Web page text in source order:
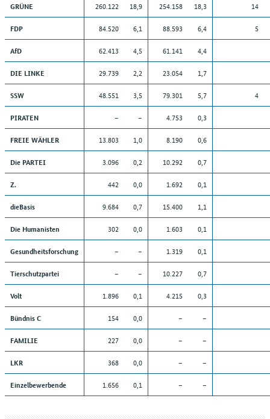
8. Mai 1988
5. April 1992
24. März 1996
15.
27. Februar 2000
20. Februar 2005
17.
27. September 2009
18.
6. Mai 2012
19.
7. Mai 2017
8. Mai 2022
Nach oben
GRÜNE 260.122 18,9 254.158 18,3 14
FDP 84.520 6,1 88.593 6,4 5
AfD 62.413 4,5 61.141 4,4
DIE LINKE 29.739 2,2 23.054 1,7
SSW 48.551 3,5 79.301 5,7 4
PIRATEN – – 4.753 0,3
FREIE WÄHLER 13.803 1,0 8.190 0,6
Die PARTEI 3.096 0,2 10.292 0,7
Z. 442 0,0 1.692 0,1
dieBasis 9.684 0,7 15.400 1,1
Die Humanisten 302 0,0 1.603 0,1
Gesundheitsforschung – – 1.319 0,1
Tierschutzpartei – – 10.227 0,7
Volt 1.896 0,1 4.215 0,3
Bündnis C 154 0,0 – –
FAMILIE 227 0,0 – –
LKR 368 0,0 – –
Einzelbewerbende 1.656 0,1 – –